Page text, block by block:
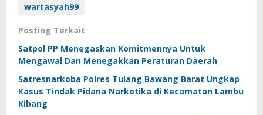
wartasyah99
Posting Terkait
Satpol PP Menegaskan Komitmennya Untuk
Mengawal Dan Menegakkan Peraturan Daerah
Satresnarkoba Polres Tulang Bawang Barat Ungkap
Kasus Tindak Pidana Narkotika di Kecamatan Lambu
Kibang